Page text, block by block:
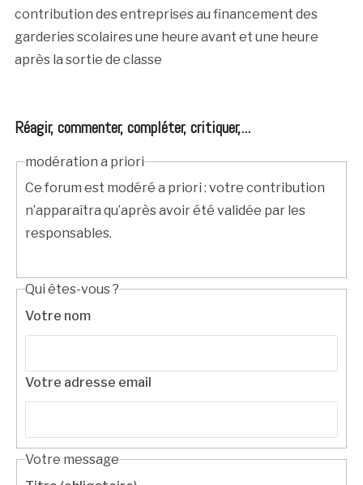
contribution des entreprises au financement des
garderies scolaires une heure avant et une heure
après la sortie de classe
Réagir, commenter, compléter, critiquer,...
modération a priori
Ce forum est modéré a priori : votre contribution
n’apparaîtra qu’après avoir été validée par les
responsables.
Qui êtes-vous ?
Votre nom
Votre adresse email
Votre message